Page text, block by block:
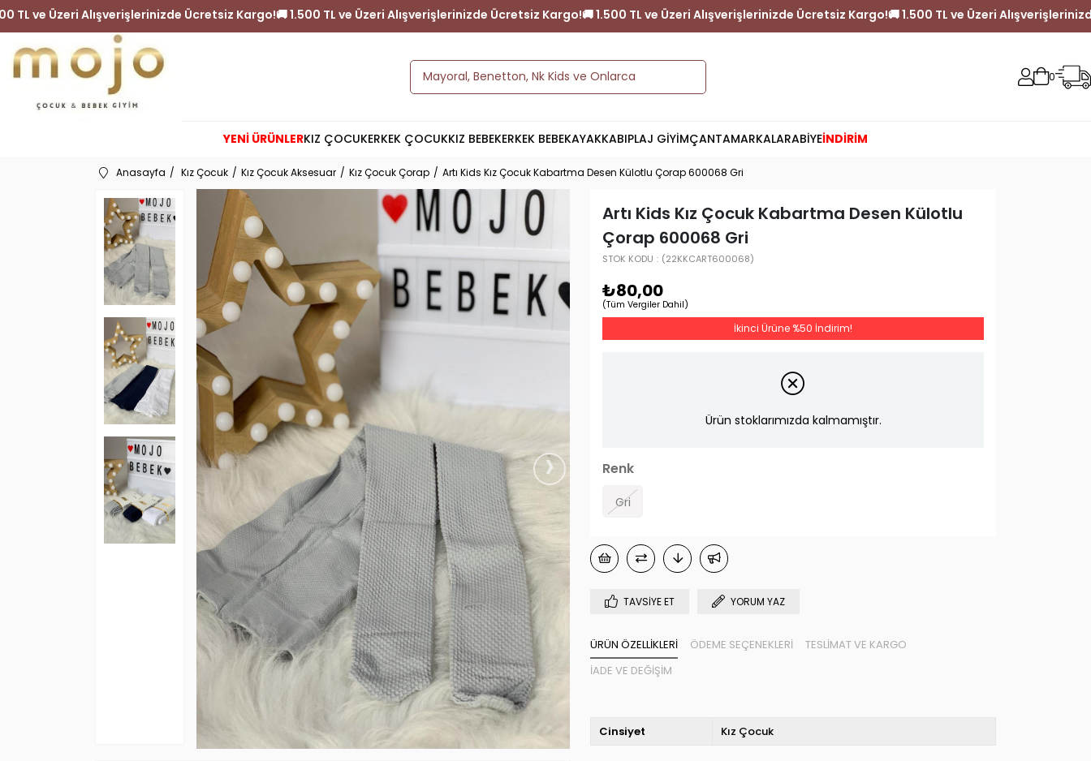
🚚 1.500 TL ve Üzeri Alışverişlerinizde Ücretsiz Kargo!🚚 1.500 TL ve Üzeri Alışverişlerinizde Ücretsiz Kargo!🚚 1.500 TL ve Üzeri Alışverişlerinizde Ücretsiz Kargo!🚚 1.500 TL ve Üzeri
0
YENİ ÜRÜNLERKIZ ÇOCUKERKEK ÇOCUKKIZ BEBEKERKEK BEBEKAYAKKABIPLAJ GİYİMÇANTAMARKALARABİYEİNDİRİM
Anasayfa Kız Çocuk Kız Çocuk Aksesuar Kız Çocuk Çorap Artı Kids Kız Çocuk Kabartma Desen Külotlu Çorap 600068 Gri
›
Artı Kids Kız Çocuk Kabartma Desen Külotlu
Çorap 600068 Gri
(22KKCART600068)
STOK KODU
₺80,00
(Tüm Vergiler Dahil)
İkinci Ürüne %50 İndirim!
Ürün stoklarımızda kalmamıştır.
Renk
Gri
TAVSIYE ET YORUM YAZ
ÜRÜN ÖZELLIKLERI ÖDEME SEÇENEKLERI
TESLIMAT VE KARGO
İADE VE DEĞIŞIM
Cinsiyet Kız Çocuk